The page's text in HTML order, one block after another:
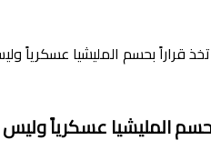
قراراً بحسم المليشيا عسكرياً
المليشيا عسكرياً